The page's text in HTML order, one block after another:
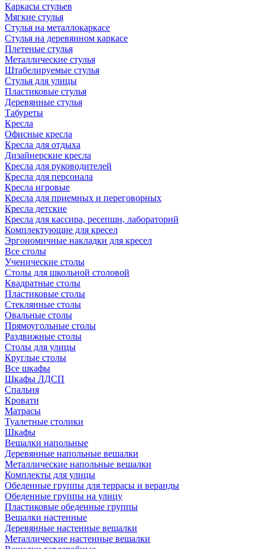
Каркасы стульев
Мягкие стулья
Стулья на металлокаркасе
Стулья на деревянном каркасе
Плетеные стулья
Металлические стулья
Штабелируемые стулья
Стулья для улицы
Пластиковые стулья
Деревянные стулья
Табуреты
Кресла
Офисные кресла
Кресла для отдыха
Дизайнерские кресла
Кресла для руководителей
Кресла для персонала
Кресла игровые
Кресла для приемных и переговорных
Кресла детские
Кресла для кассира, ресепшн, лабораторий
Комплектующие для кресел
Эргономичные накладки для кресел
Все столы
Ученические столы
Столы для школьной столовой
Квадратные столы
Пластиковые столы
Стеклянные столы
Овальные столы
Прямоугольные столы
Раздвижные столы
Столы для улицы
Круглые столы
Все шкафы
Шкафы ЛДСП
Спальня
Кровати
Матрасы
Туалетные столики
Шкафы
Вешалки напольные
Деревянные напольные вешалки
Металлические напольные вешалки
Комплекты для улицы
Обеденные группы для террасы и веранды
Обеденные группы на улицу
Пластиковые обеденные группы
Вешалки настенные
Деревянные настенные вешалки
Металлические настенные вешалки